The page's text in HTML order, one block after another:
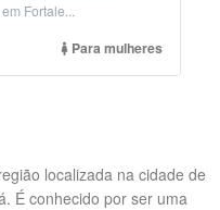
Fortale...
Para mulheres
localizada na cidade de
É conhecido por ser uma